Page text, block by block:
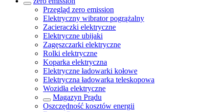
Przegląd zero emission
Elektryczny wibrator pogrążalny
Zacieraczki elektryczne
Elektryczne ubijaki
Zagęszczarki elektryczne
Rolki elektryczne
Koparka elektryczna
Elektryczne ładowarki kołowe
Elektryczna ładowarka teleskopowa
Wozidła elektryczne
Magazyn Prądu
Oszczędność kosztów energii